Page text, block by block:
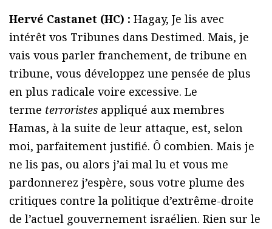
Hervé Castanet (HC) : Hagay, Je lis avec
intérêt vos Tribunes dans Destimed. Mais, je
vais vous parler franchement, de tribune en
tribune, vous développez une pensée de plus
en plus radicale voire excessive. Le
terme terroristes appliqué aux membres
Hamas, à la suite de leur attaque, est, selon
moi, parfaitement justifié. Ô combien. Mais je
ne lis pas, ou alors j’ai mal lu et vous me
pardonnerez j’espère, sous votre plume des
critiques contre la politique d’extrême-droite
de l’actuel gouvernement israélien. Rien sur le